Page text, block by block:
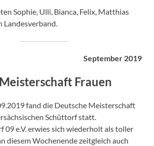
Sophie, Ulli, Bianca, Felix, Matthias
Landesverband.
September 2019
Frauen
fand die Deutsche Meisterschaft
Schüttorf statt.
09 e.V. erwies sich wiederholt als toller
diesem Wochenende zeitgleich auch